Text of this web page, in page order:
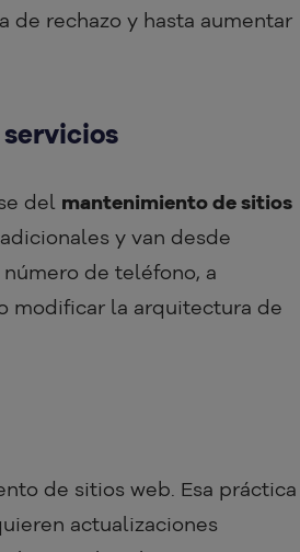
de rechazo y hasta aumentar
del mantenimiento de sitios
y van desde
de teléfono, a
modificar la arquitectura de
de sitios web. Esa práctica
actualizaciones